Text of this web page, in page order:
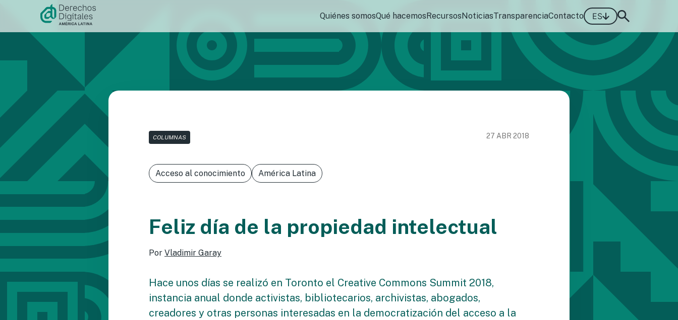
contenido
Quiénes somosQué hacemosRecursosNoticiasTransparenciaContacto ES
COLUMNAS 27 ABR 2018
Acceso al conocimiento América Latina
Feliz día de la propiedad intelectual
Por Vladimir Garay
Hace unos días se realizó en Toronto el Creative Commons Summit 2018,
instancia anual donde activistas, bibliotecarios, archivistas, abogados,
creadores y otras personas interesadas en la democratización del acceso a la